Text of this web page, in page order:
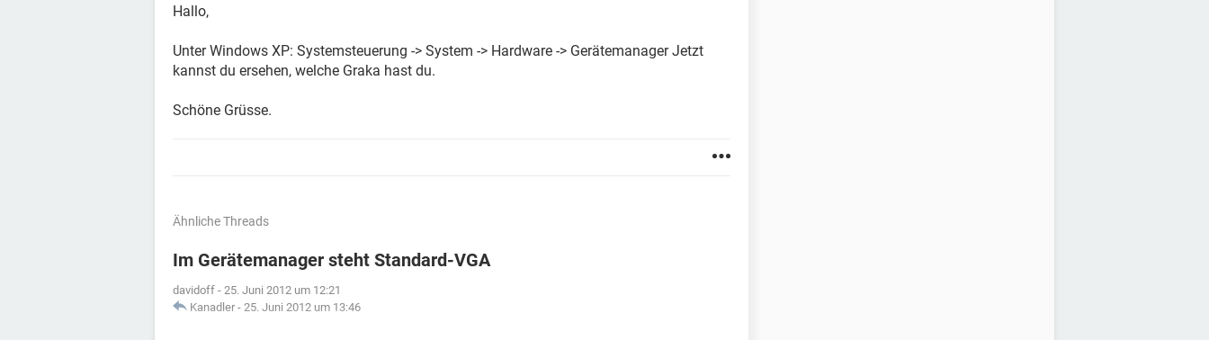
Hallo,
Unter Windows XP: Systemsteuerung -> System -> Hardware -> Gerätemanager Jetzt
kannst du ersehen, welche Graka hast du.
Schöne Grüsse.
Ähnliche Threads
Im Gerätemanager steht Standard-VGA
davidoff - 25. Juni 2012 um 12:21
Kanadler - 25. Juni 2012 um 13:46